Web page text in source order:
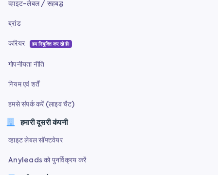
व्हाइट-लेबल / सहबद्ध
ब्रांड
करियर हम नियुक्ति कर रहे हैं!
गोपनीयता नीति
नियम एवं शर्तें
हमसे संपर्क करें (लाइव चैट)
हमारी दूसरी कंपनी
व्हाइट लेबल सॉफ्टवेयर
Anyleads को पुनर्विक्रय करें